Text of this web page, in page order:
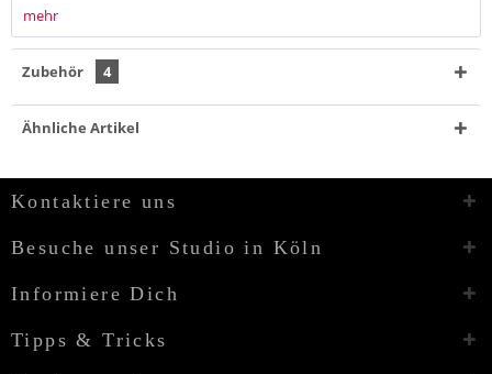
mehr
Zubehör 4
Ähnliche Artikel
Kontaktiere uns
Besuche unser Studio in Köln
Informiere Dich
Tipps & Tricks